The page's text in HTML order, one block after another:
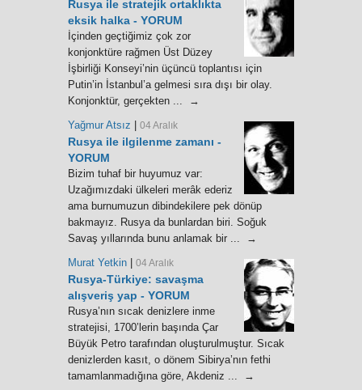
Rusya ile stratejik ortaklıkta
eksik halka - YORUM
İçinden geçtiğimiz çok zor
konjonktüre rağmen Üst Düzey
İşbirliği Konseyi’nin üçüncü toplantısı için
Putin’in İstanbul’a gelmesi sıra dışı bir olay.
Konjonktür, gerçekten ... →
Yağmur Atsız
04 Aralık
Rusya ile ilgilenme zamanı -
YORUM
Bizim tuhaf bir huyumuz var:
Uzağımızdaki ülkeleri merâk ederiz
ama burnumuzun dibindekilere pek dönüp
bakmayız. Rusya da bunlardan biri. Soğuk
Savaş yıllarında bunu anlamak bir ... →
Murat Yetkin
04 Aralık
Rusya-Türkiye: savaşma
alışveriş yap - YORUM
Rusya’nın sıcak denizlere inme
stratejisi, 1700’lerin başında Çar
Büyük Petro tarafından oluşturulmuştur. Sıcak
denizlerden kasıt, o dönem Sibirya’nın fethi
tamamlanmadığına göre, Akdeniz ... →